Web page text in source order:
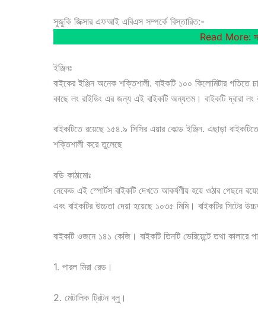
সুজুকি জিক্সার এফআই এবিএস সম্পর্কে বিস্তারিত:-
Read More:
ইঞ্জিনঃ
বাইকের ইঞ্জিন অনেক শক্তিশালী. বাইকটি ১০০ কিলোমিটার
কাছে লং রাইডিং এর জন্য এই বাইকটি অন্যতম। বাইকটি দ্বারা লং
বাইকটিতে রয়েছে ১৫৪.৯ সিসির এয়ার কোল্ড ইঞ্জিন. এছাড়া
শক্তিশালী করে তুলেছে
বডি কাঠামোঃ
নেকেড এই স্পোর্টস বাইকটি দেখতে আকর্ষণীয় হয়ে ওঠার পেছনে
এবং বাইকটির উচ্চতা দেয়া হয়েছে ১০৩৫ মিমি। বাইকটির সিটের
বাইকটি ওজনে ১৪১ কেজি। বাইকটি তিনটি ভেরিয়েন্টে তথা কালারে
1. পারল মিরা রেড।
2. মেটালিক ট্রিটন ব্লু।